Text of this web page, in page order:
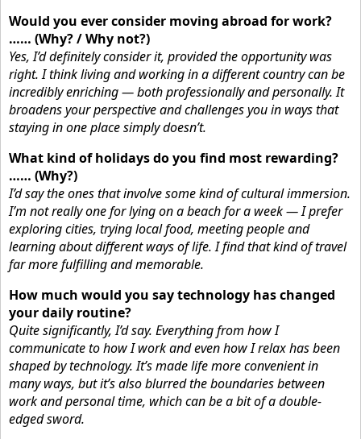
Would you ever consider moving abroad for work?
…… (Why? / Why not?)
Yes, I’d definitely consider it, provided the opportunity was
right. I think living and working in a different country can be
incredibly enriching — both professionally and personally. It
broadens your perspective and challenges you in ways that
staying in one place simply doesn’t.
What kind of holidays do you find most rewarding?
…… (Why?)
I’d say the ones that involve some kind of cultural immersion.
I’m not really one for lying on a beach for a week — I prefer
exploring cities, trying local food, meeting people and
learning about different ways of life. I find that kind of travel
far more fulfilling and memorable.
How much would you say technology has changed
your daily routine?
Quite significantly, I’d say. Everything from how I
communicate to how I work and even how I relax has been
shaped by technology. It’s made life more convenient in
many ways, but it’s also blurred the boundaries between
work and personal time, which can be a bit of a double-
edged sword.